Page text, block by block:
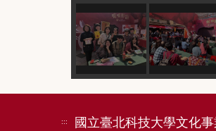
:::
國立臺北科技大學文化